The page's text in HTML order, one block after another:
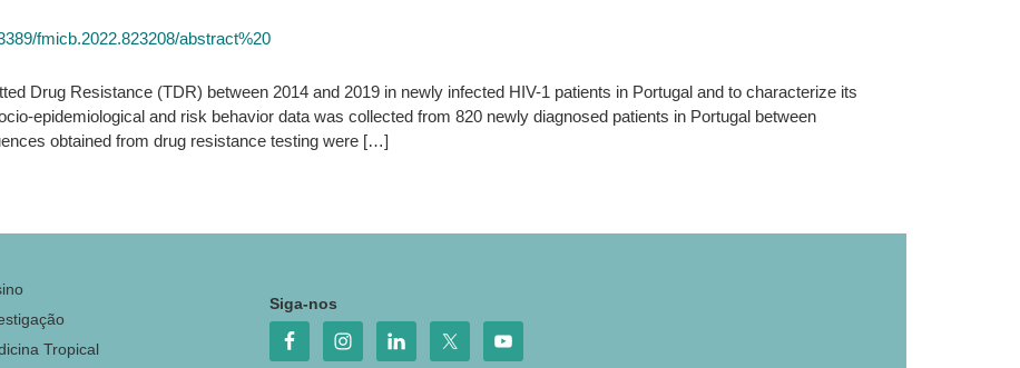
fmicb.2022.823208/abstract%20
Drug Resistance (TDR) between 2014 and 2019 in newly infected HIV-1 patients in Portugal and to characterize its
epidemiological and risk behavior data was collected from 820 newly diagnosed patients in Portugal between
obtained from drug resistance testing were […]
Tropical
Siga-nos